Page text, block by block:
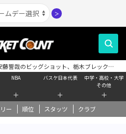
＞
NBA
＋
バスケ日本代表
＋
中学・高校・大学
その他
＋
ー 順位 スタッツ クラブ
誓哉のビッグショット、栃木ブレックス
が接戦を制し4連勝